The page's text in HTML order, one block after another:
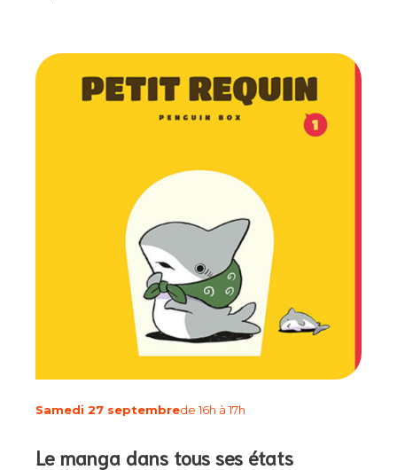
Samedi 27 septembrede 16h à 17h
Le manga dans tous ses états